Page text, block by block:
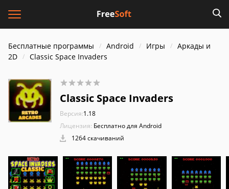
Бесплатные программы Android Игры
Аркады и
2D
Classic Space Invaders
Classic Space Invaders
Версия:1.18
Лицензия: Бесплатно для Android
1264 скачиваний